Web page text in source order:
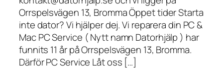
Orrspelsvägen 13, Bromma Öppet tider Starta
inte dator? Vi hjälper dej. Vi reparera din PC &
Mac PC Service ( Nytt namn Datorhjälp ) har
funnits 11 år på Orrspelsvägen 13, Bromma.
Därför PC Service Låt oss […]